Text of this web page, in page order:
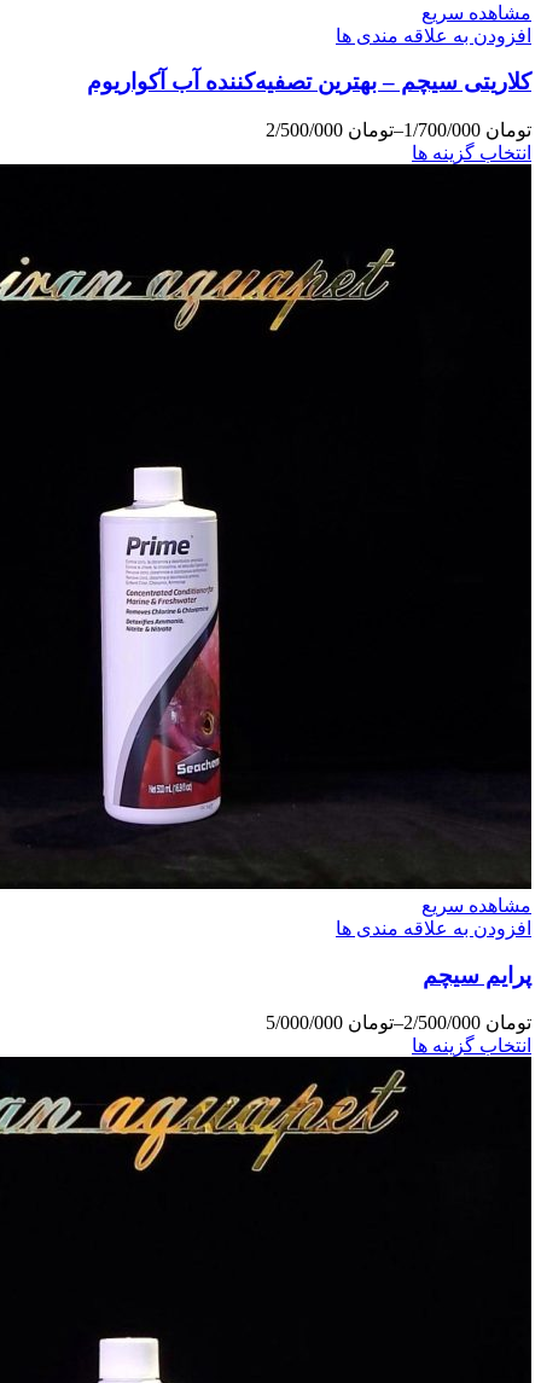
مشاهده سریع
افزودن به علاقه مندی ها
کلاریتی سیچم – بهترین تصفیه‌کننده آب آکواریوم
تومان –تومان
انتخاب گزینه ها
مشاهده سریع
افزودن به علاقه مندی ها
پرایم سیچم
تومان –تومان
انتخاب گزینه ها